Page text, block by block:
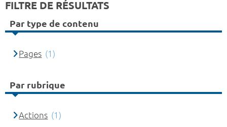
FILTRE DE RÉSULTATS
Par type de contenu
Pages (1)
Par rubrique
Actions (1)